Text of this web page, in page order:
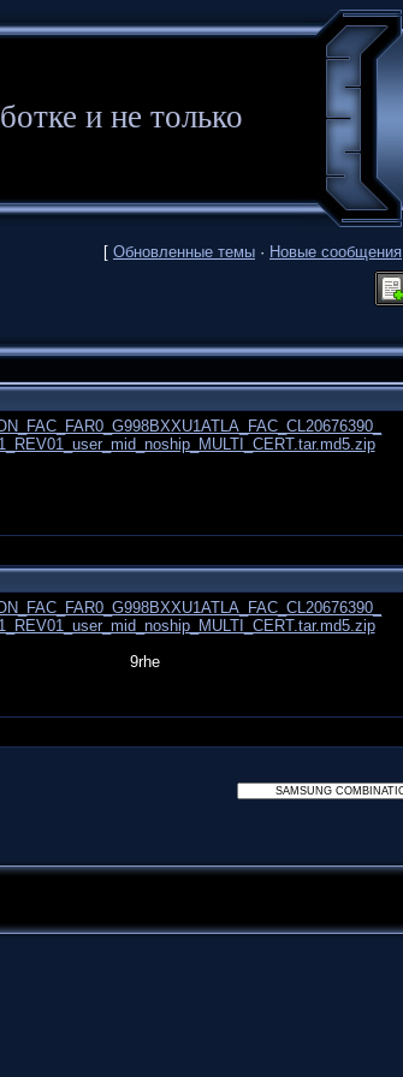
и не только
[ Обновленные темы · Новые сообщения
9rhe